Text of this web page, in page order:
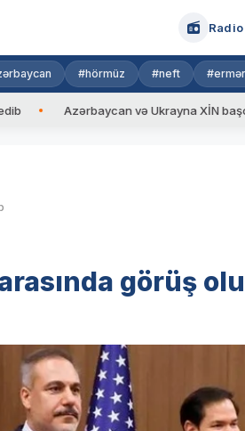
Radio
#hörmüz #neft
Azərbaycan və Ukrayna XİN başçıları
görüş